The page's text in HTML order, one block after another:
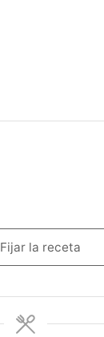
Fijar la receta